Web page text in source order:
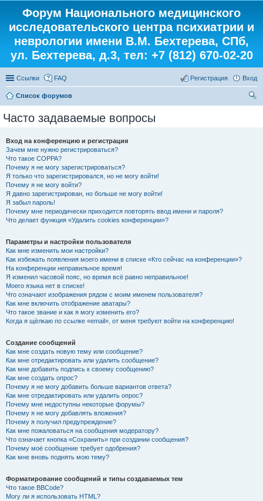
Форум Национального медицинского
исследовательского центра психиатрии и
неврологии имени В.М. Бехтерева, СПб,
ул. Бехтерева, д.3, тел: +7 (812) 670-02-20
Ссылки FAQ Вход
Регистрация
Список форумов
Часто задаваемые вопросы
Вход на конференцию и регистрация
Зачем мне нужно регистрироваться?
Что такое COPPA?
Почему я не могу зарегистрироваться?
Я только что зарегистрировался, но не могу войти!
Почему я не могу войти?
Я давно зарегистрирован, но больше не могу войти!
Я забыл пароль!
Почему мне периодически приходится повторять ввод имени и пароля?
Что делает функция «Удалить cookies конференции»?
Параметры и настройки пользователя
Как мне изменить мои настройки?
Как избежать появления моего имени в списке «Кто сейчас на конференции»?
На конференции неправильное время!
Я изменил часовой пояс, но время всё равно неправильное!
Моего языка нет в списке!
Что означают изображения рядом с моим именем пользователя?
Как мне включить отображение аватары?
Что такое звание и как я могу изменить его?
Когда я щёлкаю по ссылке «email», от меня требуют войти на конференцию!
Создание сообщений
Как мне создать новую тему или сообщение?
Как мне отредактировать или удалить сообщение?
Как мне добавить подпись к своему сообщению?
Как мне создать опрос?
Почему я не могу добавить больше вариантов ответа?
Как мне отредактировать или удалить опрос?
Почему мне недоступны некоторые форумы?
Почему я не могу добавлять вложения?
Почему я получил предупреждение?
Как мне пожаловаться на сообщения модератору?
Что означает кнопка «Сохранить» при создании сообщения?
Почему моё сообщение требует одобрения?
Как мне вновь поднять мою тему?
Форматирование сообщений и типы создаваемых тем
Что такое BBCode?
Могу ли я использовать HTML?